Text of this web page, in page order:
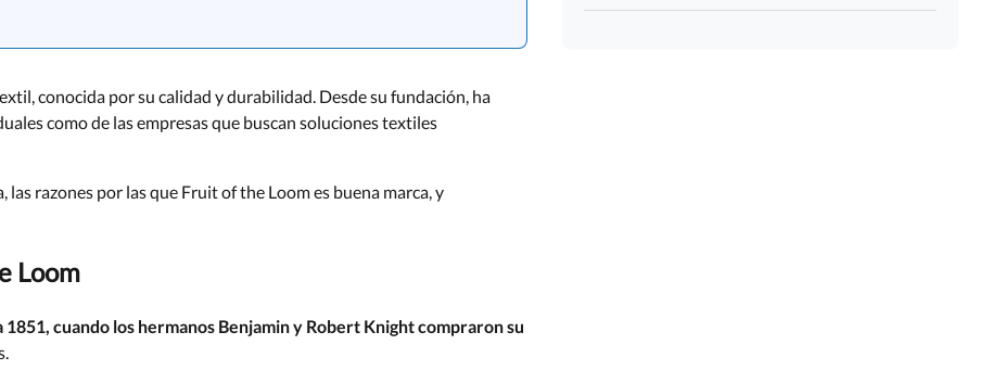
conocida por su calidad y durabilidad. Desde su fundación, ha
como de las empresas que buscan soluciones textiles
razones por las que Fruit of the Loom es buena marca, y
Loom
1851, cuando los hermanos Benjamin y Robert Knight compraron su